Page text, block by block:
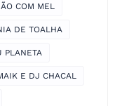
COM MEL
DE TOALHA
PLANETA
E DJ CHACAL